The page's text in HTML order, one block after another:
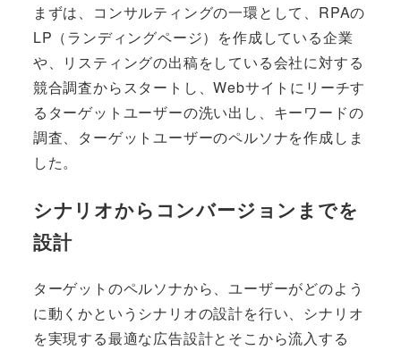
まずは、コンサルティングの一環として、RPAの
LP（ランディングページ）を作成している企業
や、リスティングの出稿をしている会社に対する
競合調査からスタートし、Webサイトにリーチす
るターゲットユーザーの洗い出し、キーワードの
調査、ターゲットユーザーのペルソナを作成しま
した。
シナリオからコンバージョンまでを
設計
ターゲットのペルソナから、ユーザーがどのよう
に動くかというシナリオの設計を行い、シナリオ
を実現する最適な広告設計とそこから流入する